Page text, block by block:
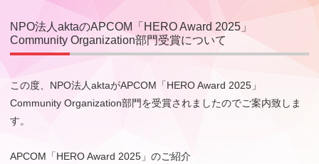
NPO法人aktaのAPCOM「HERO Award 2025」
Community Organization部門受賞について
この度、NPO法人aktaがAPCOM「HERO Award 2025」
Community Organization部門を受賞されましたのでご案内致しま
す。
APCOM「HERO Award 2025」のご紹介